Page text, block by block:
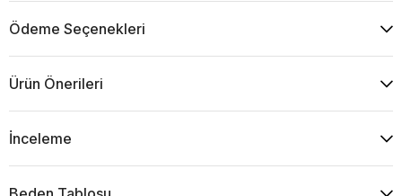
Ödeme Seçenekleri
Ürün Önerileri
İnceleme